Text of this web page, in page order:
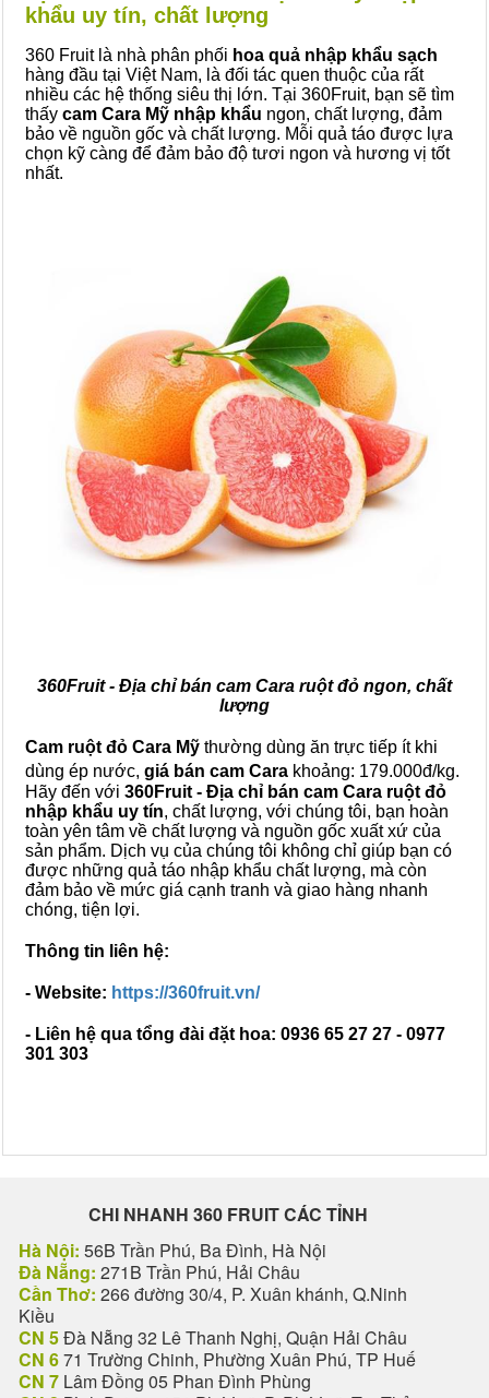
khẩu uy tín, chất lượng
360 Fruit là nhà phân phối hoa quả nhập khẩu sạch
hàng đầu tại Việt Nam, là đối tác quen thuộc của rất
nhiều các hệ thống siêu thị lớn. Tại 360Fruit, bạn sẽ tìm
thấy cam Cara Mỹ nhập khẩu ngon, chất lượng, đảm
bảo về nguồn gốc và chất lượng. Mỗi quả táo được lựa
chọn kỹ càng để đảm bảo độ tươi ngon và hương vị tốt
nhất.
360Fruit - Địa chỉ bán cam Cara ruột đỏ ngon, chất
lượng
Cam ruột đỏ Cara Mỹ thường dùng ăn trực tiếp ít khi
dùng ép nước, giá bán cam Cara khoảng: 179.000đ/kg.
Hãy đến với 360Fruit - Địa chỉ bán cam Cara ruột đỏ
nhập khẩu uy tín, chất lượng, với chúng tôi, bạn hoàn
toàn yên tâm về chất lượng và nguồn gốc xuất xứ của
sản phẩm. Dịch vụ của chúng tôi không chỉ giúp bạn có
được những quả táo nhập khẩu chất lượng, mà còn
đảm bảo về mức giá cạnh tranh và giao hàng nhanh
chóng, tiện lợi.
Thông tin liên hệ:
- Website: https://360fruit.vn/
- Liên hệ qua tổng đài đặt hoa: 0936 65 27 27 - 0977
301 303
CHI NHANH 360 FRUIT CÁC TỈNH
Hà Nội: 56B Trần Phú, Ba Đình, Hà Nội
Đà Nẵng: 271B Trần Phú, Hải Châu
Cần Thơ: 266 đường 30/4, P. Xuân khánh, Q.Ninh
Kiều
CN 5Đà Nẵng 32 Lê Thanh Nghị, Quận Hải Châu
CN 671 Trường Chinh, Phường Xuân Phú, TP Huế
CN 7 Lâm Đồng 05 Phan Đình Phùng